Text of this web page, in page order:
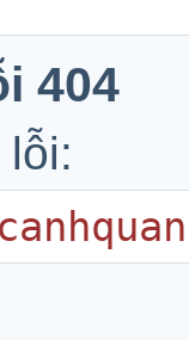
404
lỗi: